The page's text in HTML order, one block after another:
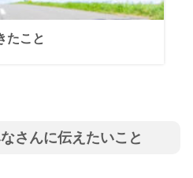
たこと
さんに伝えたいこと